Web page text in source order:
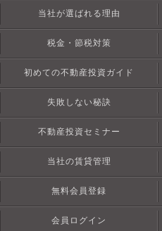
当社が選ばれる理由
税金・節税対策
初めての不動産投資ガイド
失敗しない秘訣
不動産投資セミナー
当社の賃貸管理
無料会員登録
会員ログイン